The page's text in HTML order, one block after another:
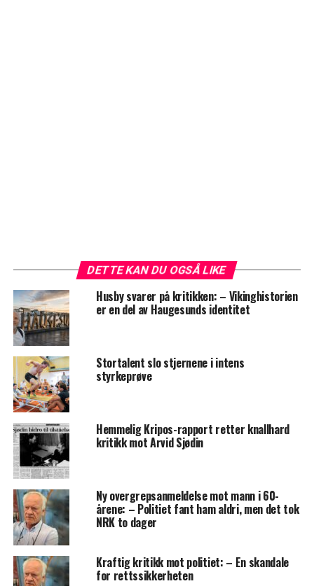
DETTE KAN DU OGSÅ LIKE
Husby svarer på kritikken: – Vikinghistorien
er en del av Haugesunds identitet
Stortalent slo stjernene i intens
styrkeprøve
Hemmelig Kripos-rapport retter knallhard
kritikk mot Arvid Sjødin
Ny overgrepsanmeldelse mot mann i 60-
årene: – Politiet fant ham aldri, men det tok
NRK to dager
Kraftig kritikk mot politiet: – En skandale
for rettssikkerheten